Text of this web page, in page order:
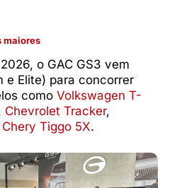
maiores
o GAC GS3 vem
e Elite) para concorrer
como Volkswagen T-
Chevrolet Tracker,
Chery Tiggo 5X.